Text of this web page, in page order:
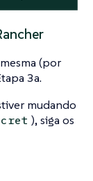
(por
3a.
mudando
), siga os